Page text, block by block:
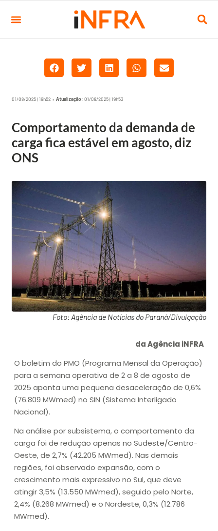
01/08/2025 | 19h52 • Atualização: 01/08/2025 | 19h53
Comportamento da demanda de
carga fica estável em agosto, diz
ONS
Foto: Agência de Notícias do Paraná/Divulgação
da Agência iNFRA
O boletim do PMO (Programa Mensal da Operação)
para a semana operativa de 2 a 8 de agosto de
2025 aponta uma pequena desaceleração de 0,6%
(76.809 MWmed) no SIN (Sistema Interligado
Nacional).
Na análise por subsistema, o comportamento da
carga foi de redução apenas no Sudeste/Centro-
Oeste, de 2,7% (42.205 MWmed). Nas demais
regiões, foi observado expansão, com o
crescimento mais expressivo no Sul, que deve
atingir 3,5% (13.550 MWmed), seguido pelo Norte,
2,4% (8.268 MWmed) e o Nordeste, 0,3% (12.786
MWmed).